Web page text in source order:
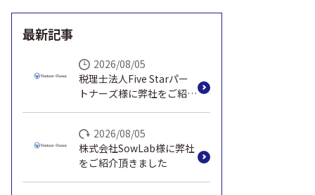
最新記事
2026/08/05
税理士法人Five Starパー
トナーズ様に弊社をご紹介
2026/08/05
株式会社SowLab様に弊社
をご紹介頂きました